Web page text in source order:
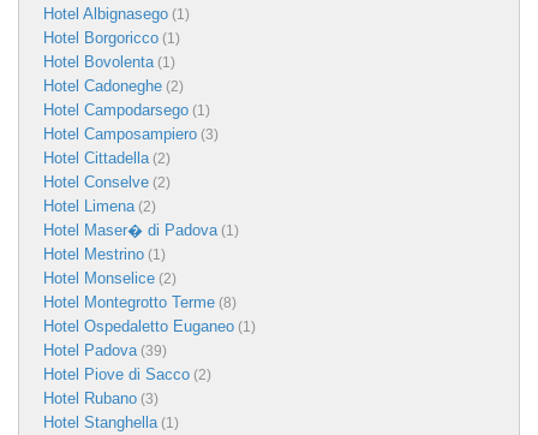
Hotel Albignasego (1)
Hotel Borgoricco (1)
Hotel Bovolenta(1)
Hotel Cadoneghe (2)
Hotel Campodarsego (1)
Hotel Camposampiero (3)
Hotel Cittadella(2)
Hotel Conselve (2)
Hotel Limena(2)
Hotel Maser� di Padova(1)
Hotel Mestrino (1)
Hotel Monselice (2)
Hotel Montegrotto Terme (8)
Hotel Ospedaletto Euganeo (1)
Hotel Padova(39)
Hotel Piove di Sacco (2)
Hotel Rubano (3)
Hotel Stanghella(1)